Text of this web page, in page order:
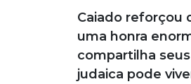
Caiado reforçou
uma honra
compartilha
judaica pode